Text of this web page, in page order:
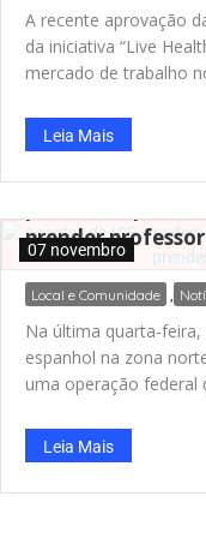
A recente aprovação
da iniciativa “Live
mercado de trabalho
brasileiros
De acordo com a
dos Estados Unidos
ativa e sem restrições
últimos quatro anos,
Commission for
como ter uma oferta
Leia Mais
Agentes da ICE
prender
07 novembro
Local e Comunidade
Na última quarta-
espanhol na zona
uma operação federal
pânico entre as
Imagens da ação,
momentos
Leia Mais